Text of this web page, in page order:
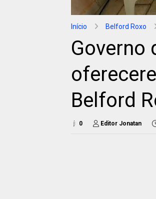
Início Belford Roxo
Governo
Belford
0 Editor Jonatan